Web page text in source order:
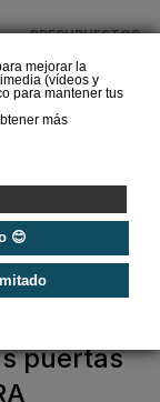
mejorar la
(vídeos y
para mantener tus
más
😊
PRESUPUESTOS
puertas